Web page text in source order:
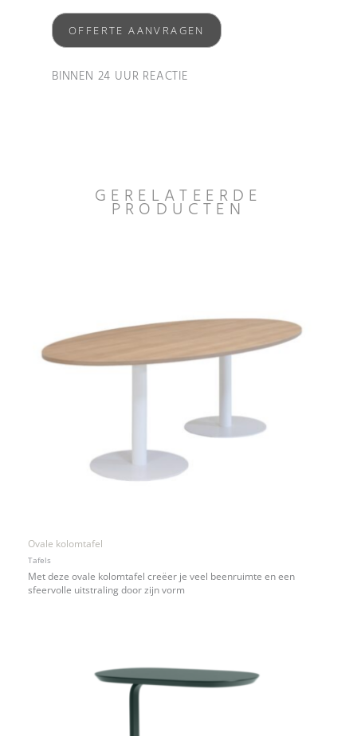
OFFERTE AANVRAGEN
BINNEN 24 UUR REACTIE
GERELATEERDE
PRODUCTEN
Ovale kolomtafel
Tafels
Met deze ovale kolomtafel creëer je veel beenruimte en een
sfeervolle uitstraling door zijn vorm